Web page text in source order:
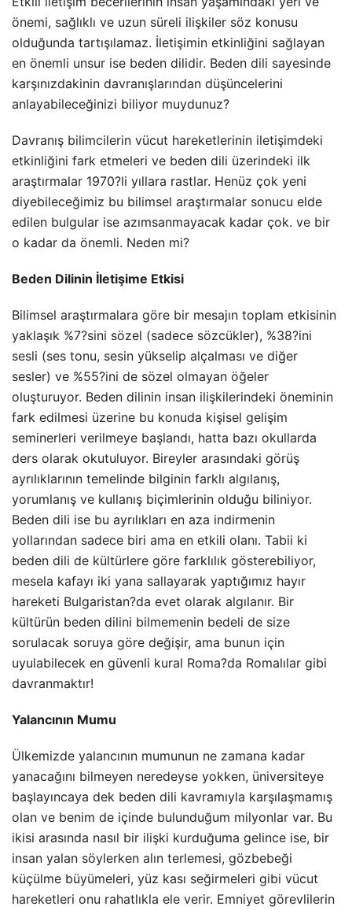
önemi, sağlıklı ve uzun süreli ilişkiler söz konusu
olduğunda tartışılamaz. İletişimin etkinliğini sağlayan
en önemli unsur ise beden dilidir. Beden dili sayesinde
karşınızdakinin davranışlarından düşüncelerini
anlayabileceğinizi biliyor muydunuz?
Davranış bilimcilerin vücut hareketlerinin iletişimdeki
etkinliğini fark etmeleri ve beden dili üzerindeki ilk
araştırmalar 1970?li yıllara rastlar. Henüz çok yeni
diyebileceğimiz bu bilimsel araştırmalar sonucu elde
edilen bulgular ise azımsanmayacak kadar çok. ve bir
o kadar da önemli. Neden mi?
Beden Dilinin İletişime Etkisi
Bilimsel araştırmalara göre bir mesajın toplam etkisinin
yaklaşık %7?sini sözel (sadece sözcükler), %38?ini
sesli (ses tonu, sesin yükselip alçalması ve diğer
sesler) ve %55?ini de sözel olmayan öğeler
oluşturuyor. Beden dilinin insan ilişkilerindeki öneminin
fark edilmesi üzerine bu konuda kişisel gelişim
seminerleri verilmeye başlandı, hatta bazı okullarda
ders olarak okutuluyor. Bireyler arasındaki görüş
ayrılıklarının temelinde bilginin farklı algılanış,
yorumlanış ve kullanış biçimlerinin olduğu biliniyor.
Beden dili ise bu ayrılıkları en aza indirmenin
yollarından sadece biri ama en etkili olanı. Tabii ki
beden dili de kültürlere göre farklılık gösterebiliyor,
mesela kafayı iki yana sallayarak yaptığımız hayır
hareketi Bulgaristan?da evet olarak algılanır. Bir
kültürün beden dilini bilmemenin bedeli de size
sorulacak soruya göre değişir, ama bunun için
uyulabilecek en güvenli kural Roma?da Romalılar gibi
davranmaktır!
Yalancının Mumu
Ülkemizde yalancının mumunun ne zamana kadar
yanacağını bilmeyen neredeyse yokken, üniversiteye
başlayıncaya dek beden dili kavramıyla karşılaşmamış
olan ve benim de içinde bulunduğum milyonlar var. Bu
ikisi arasında nasıl bir ilişki kurduğuma gelince ise, bir
insan yalan söylerken alın terlemesi, gözbebeği
küçülme büyümeleri, yüz kası seğirmeleri gibi vücut
hareketleri onu rahatlıkla ele verir. Emniyet görevlilerin